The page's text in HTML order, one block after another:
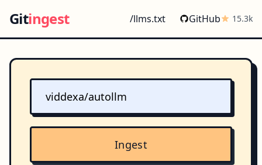
Gitingest /llms.txt GitHub 15.3k
Ingest